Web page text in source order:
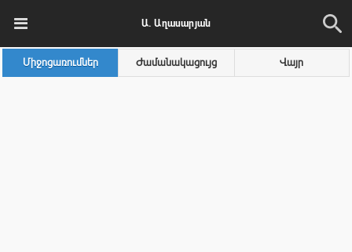
Ա. Աղասարյան
Միջոցառումներ Ժամանակացույց Վայր